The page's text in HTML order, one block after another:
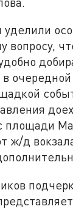
уделили
вопросу,
площади
ж/д